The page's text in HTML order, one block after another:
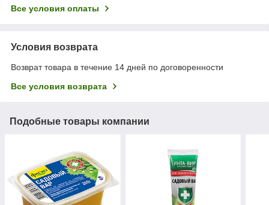
Все условия оплаты
Условия возврата
Возврат товара в течение 14 дней по договоренности
Все условия возврата
Подобные товары компании